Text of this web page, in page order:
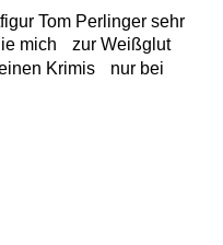
Tom Perlinger sehr
mich zur Weißglut
Krimis nur bei